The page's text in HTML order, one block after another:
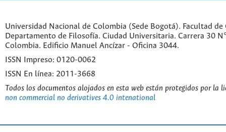
Universidad Nacional de Colombia (Sede Bogotá). Facultad de
Departamento de Filosofía. Ciudad Universitaria. Carrera 30
Colombia. Edificio Manuel Ancízar - Oficina 3044.
ISSN Impreso: 0120-0062
ISSN En línea: 2011-3668
Todos los documentos alojados en esta web están protegidos por la
non commercial no derivatives 4.0 intenational